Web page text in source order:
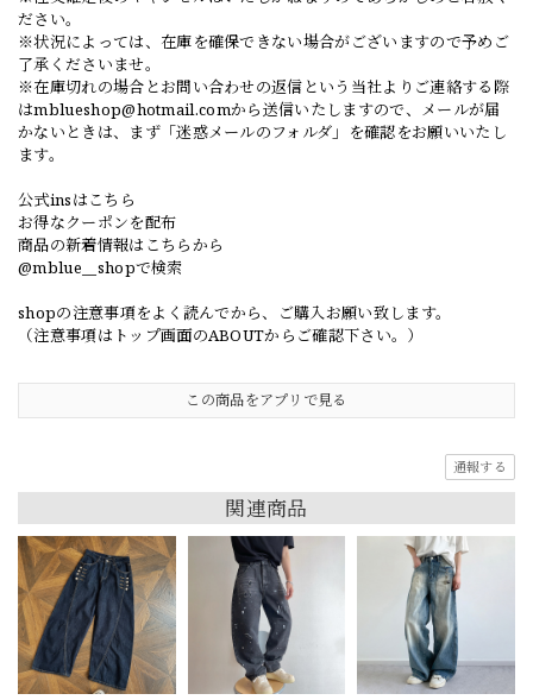
ださい。
※状況によっては、在庫を確保できない場合がございますので予めご
了承くださいませ。
※在庫切れの場合とお問い合わせの返信という当社よりご連絡する際
はmblueshop@hotmail.comから送信いたしますので、メールが届
かないときは、まず「迷惑メールのフォルダ」を確認をお願いいたし
ます。
公式insはこちら
お得なクーポンを配布
商品の新着情報はこちらから
@mblue__shopで検索
shopの注意事項をよく読んでから、ご購入お願い致します。
（注意事項はトップ画面のABOUTからご確認下さい。）
この商品をアプリで見る
通報する
関連商品